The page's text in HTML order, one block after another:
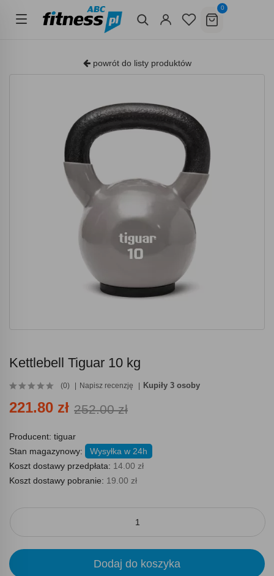
0
powrót do listy produktów
Kettlebell Tiguar 10 kg
(0) Napisz recenzję Kupiły 3 osoby
221.80 zł 252.00 zł
Producent: tiguar
Stan magazynowy:
Wysyłka w 24h
Koszt dostawy przedpłata: 14.00 zł
Koszt dostawy pobranie: 19.00 zł
Dodaj do koszyka